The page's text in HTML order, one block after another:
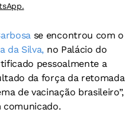
se encontrou com o
da Silva, no Palácio do
pessoalmente a
da força da retomada
de vacinação brasileiro”,
comunicado.